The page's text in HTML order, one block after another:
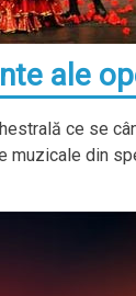
ale
ce se
muzicale din